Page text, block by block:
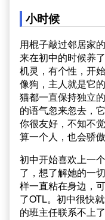
小时候
用棍子敲过邻居家
来在初中的时候养
机灵，有个性，开
像狗，主人就是它
猫都一直保持独立
的语气忽来忽去，
你很友好，不知不
算一个人，也会骄
初中开始喜欢上一
了，想了解她的一
样一直粘在身边，
了OTL。初中很快
的班主任联系不上